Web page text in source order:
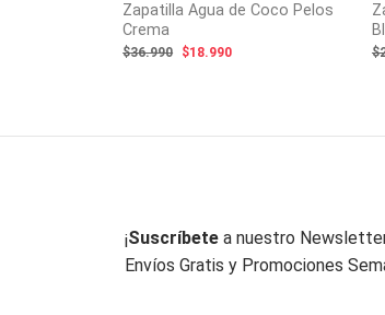
Zapatilla Agua de Coco Pelos
Crema
$36.990
El
$18.990El
$
¡Suscríbetea nuestro
Envíos Gratis y Promociones